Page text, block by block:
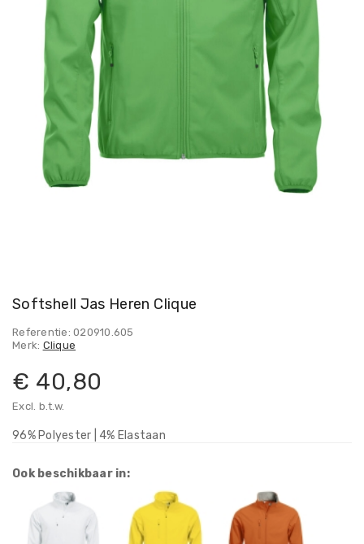
Softshell Jas Heren Clique
Referentie: 020910.605
Merk: Clique
€ 40,80
Excl. b.t.w.
96% Polyester | 4% Elastaan
Ook beschikbaar in: